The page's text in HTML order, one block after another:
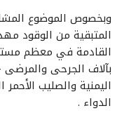
وبخصوص الموضوع
المتبقية من الوقود
القادمة في معظم
بآلاف الجرحى
اليمنية والصليب
الدواء .